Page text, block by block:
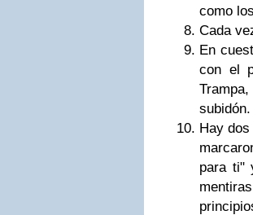
como
Cada
En
con el
subidón.
Hay
para ti"